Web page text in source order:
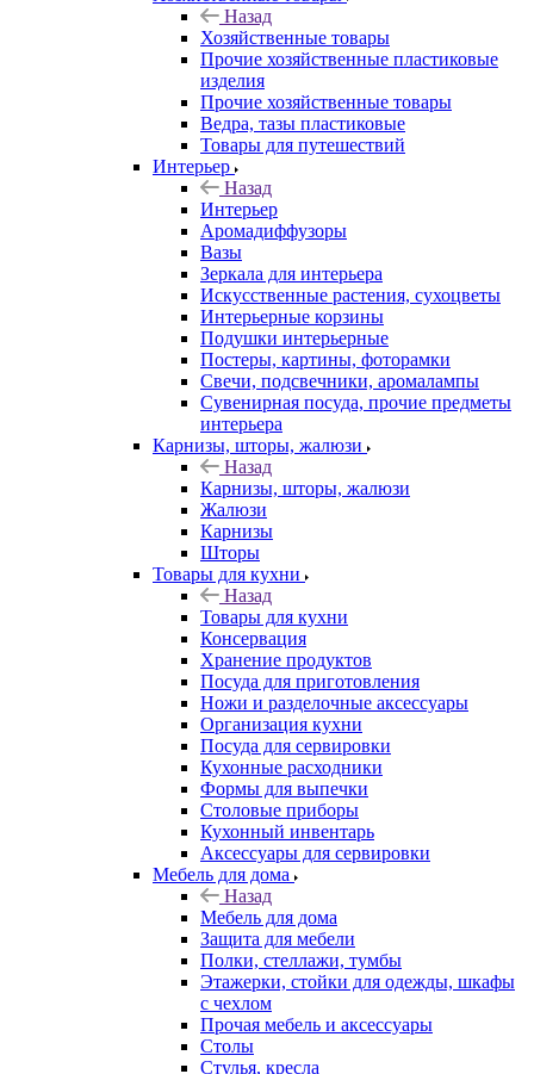
Назад
Хозяйственные товары
Прочие хозяйственные пластиковые
изделия
Прочие хозяйственные товары
Ведра, тазы пластиковые
Товары для путешествий
Интерьер
Назад
Интерьер
Аромадиффузоры
Вазы
Зеркала для интерьера
Искусственные растения, сухоцветы
Интерьерные корзины
Подушки интерьерные
Постеры, картины, фоторамки
Свечи, подсвечники, аромалампы
Сувенирная посуда, прочие предметы
интерьера
Карнизы, шторы, жалюзи
Назад
Карнизы, шторы, жалюзи
Жалюзи
Карнизы
Шторы
Товары для кухни
Назад
Товары для кухни
Консервация
Хранение продуктов
Посуда для приготовления
Ножи и разделочные аксессуары
Организация кухни
Посуда для сервировки
Кухонные расходники
Формы для выпечки
Столовые приборы
Кухонный инвентарь
Аксессуары для сервировки
Мебель для дома
Назад
Мебель для дома
Защита для мебели
Полки, стеллажи, тумбы
Этажерки, стойки для одежды, шкафы
с чехлом
Прочая мебель и аксессуары
Столы
Стулья, кресла